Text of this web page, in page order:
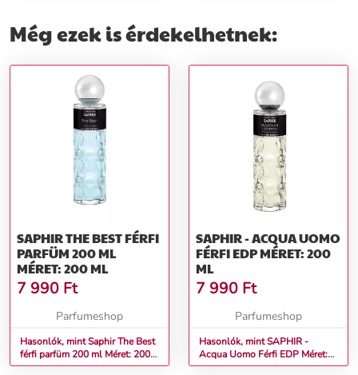
Még ezek is érdekelhetnek:
SAPHIR THE BEST FÉRFI
PARFÜM 200 ML
MÉRET: 200 ML
7 990 Ft
Parfumeshop
Hasonlók, mint Saphir The Best
férfi parfüm 200 ml Méret: 200
ml
SAPHIR - ACQUA UOMO
FÉRFI EDP MÉRET: 200
ML
7 990 Ft
Parfumeshop
Hasonlók, mint SAPHIR -
Acqua Uomo Férfi EDP Méret:
200 ml